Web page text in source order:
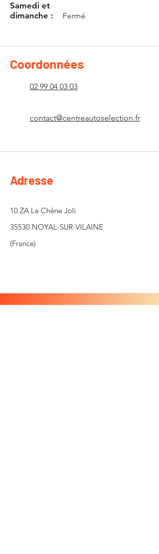
Samedi et
dimanche :
Fermé
Coordonnées
02 99 04 03 03
contact@centreautoselection.fr
Adresse
10 ZA Le Chêne Joli
35530 NOYAL-SUR-VILAINE
(France)